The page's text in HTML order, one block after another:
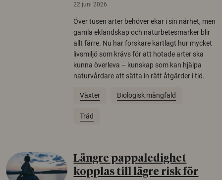
22 juni 2026
Över tusen arter behöver ekar i sin närhet, men
gamla eklandskap och naturbetesmarker blir
allt färre. Nu har forskare kartlagt hur mycket
livsmiljö som krävs för att hotade arter ska
kunna överleva – kunskap som kan hjälpa
naturvårdare att sätta in rätt åtgärder i tid.
Växter Biologisk mångfald
Träd
Längre pappaledighet
kopplas till lägre risk för